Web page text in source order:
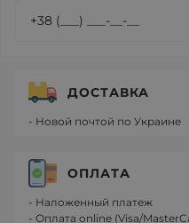
ДОСТАВКА
- Новой почтой по Украине
ОПЛАТА
- Наложенный платеж
- Оплата online (Visa/